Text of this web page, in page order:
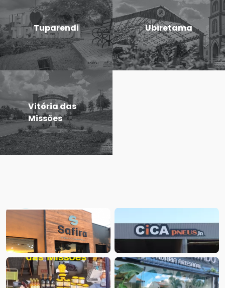
Tuparendi Ubiretama
Vitória das
Missões